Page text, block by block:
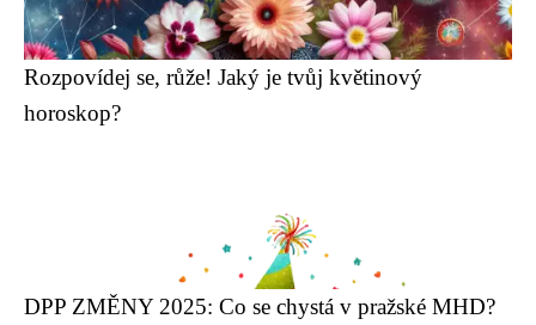
Rozpovídej se, růže! Jaký je tvůj květinový
horoskop?
DPP ZMĚNY 2025: Co se chystá v pražské MHD?